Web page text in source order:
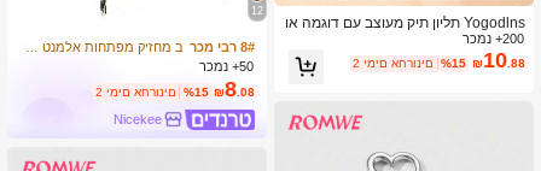
Yogodlns תליון תיק מעוצב עם דוגמה או
פנתית, אביזרי תיק דקורטיביים קטנים, מ
תנה, קישוט לתיק אוזניות לנשים וסטודנט
יות, תליון מפתח עם פפיון
200+ נמכר
₪10.88
%15 2 ימים אחרונים
12
8# רבי מכר
50+ נמכר
₪8 .08
%15 2 ימים אחרונים
Nicekee